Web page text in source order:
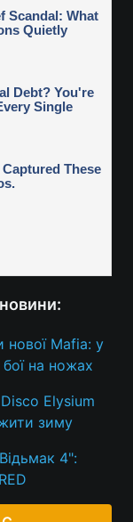
нової Mafia: у
бої на ножах
Elysium
зиму
4":